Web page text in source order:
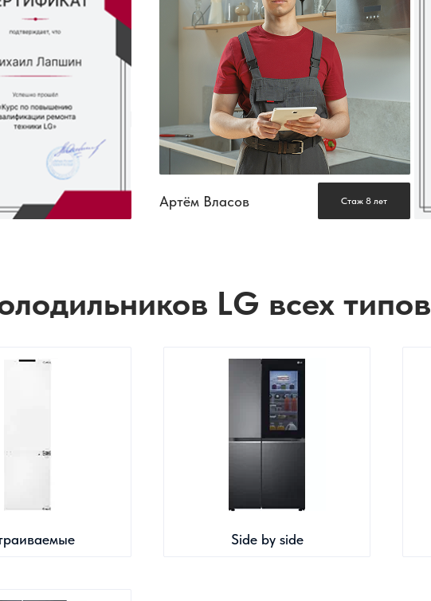
Артём Власов Стаж 8 лет
LG всех типов
Side by side